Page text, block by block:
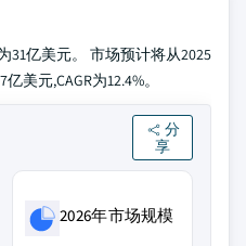
31亿美元。 市场预计将从2025
美元,CAGR为12.4%。
分
享
2026年市场规模